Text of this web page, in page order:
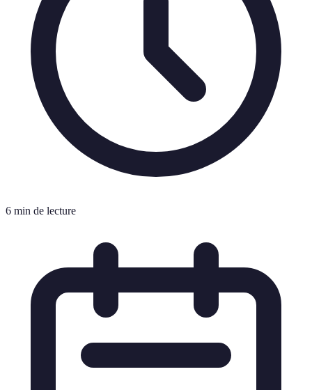
6 min de lecture